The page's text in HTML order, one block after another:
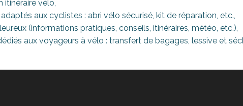
itinéraire vélo,
aux cyclistes : abri vélo sécurisé, kit de réparation, etc.,
(informations pratiques, conseils, itinéraires, météo, etc.),
aux voyageurs à vélo : transfert de bagages, lessive et